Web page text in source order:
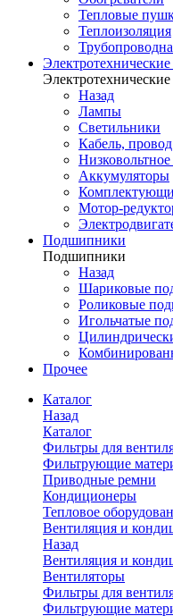
Тепловые
Теплоизоляция
Назад
Лампы
Светильники
Кабель, провод
Аккумуляторы
Мотор-
Подшипники
Подшипники
Назад
Шариковые
Роликовые
Игольчатые
Прочее
Каталог
Назад
Каталог
Фильтры для
Фильтрующие
Приводные ремни
Кондиционеры
Тепловое
Вентиляция и
Назад
Вентиляция и
Вентиляторы
Фильтры для
Фильтрующие